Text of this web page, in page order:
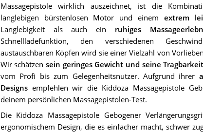
Massagepistole wirklich auszeichnet, ist die
langlebigen bürstenlosen Motor und einem extrem
Langlebigkeit als auch ein ruhiges
Schnellladefunktion, den verschiedenen
austauschbaren Köpfen wird sie einer Vielzahl von
Wir schätzen sein geringes Gewicht und seine Tragbarkeit
vom Profi bis zum Gelegenheitsnutzer. Aufgrund ihrer
Designsempfehlen wir die Kiddoza Massagepistole
deinem persönlichen Massagepistolen-Test.
Die Kiddoza Massagepistole Gebogener
ergonomischem Design, die es einfacher macht, schwer